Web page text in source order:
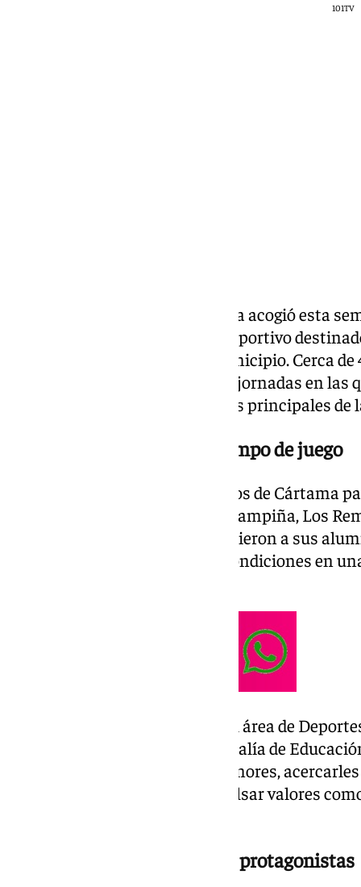
101TV
La Ciudad Deportiva de Cártama acogió esta
Copa Interescolar, un evento deportivo
de los distintos colegios del municipio. Cerca
las actividades a lo largo de dos jornadas en las
trabajo en equipo fueron los ejes principales
Siete colegios, un mismo campo de juego
En total, siete centros educativos de Cártama
El Sexmo, Cano Cartamón, La Campiña, Los
Flor de Azahar. Todos ellos reunieron a sus
para competir en igualdad de condiciones en
El evento está organizado por el área de
con la colaboración de la concejalía de
práctica deportiva entre los menores,
en los centros escolares e impulsar valores
Deportes alternativos como protagonistas